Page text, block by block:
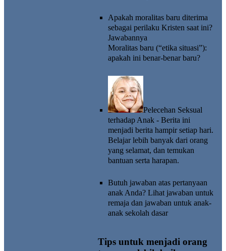
Apakah moralitas baru diterima
sebagai perilaku Kristen saat ini?
Jawabannya
Moralitas baru (“etika situasi”):
apakah ini benar-benar baru?
Pelecehan Seksual
terhadap Anak - Berita ini
menjadi berita hampir setiap hari.
Belajar lebih banyak dari orang
yang selamat, dan temukan
bantuan serta harapan.
Butuh jawaban atas pertanyaan
anak Anda? Lihat jawaban untuk
remaja dan jawaban untuk anak-
anak sekolah dasar
Tips untuk menjadi orang